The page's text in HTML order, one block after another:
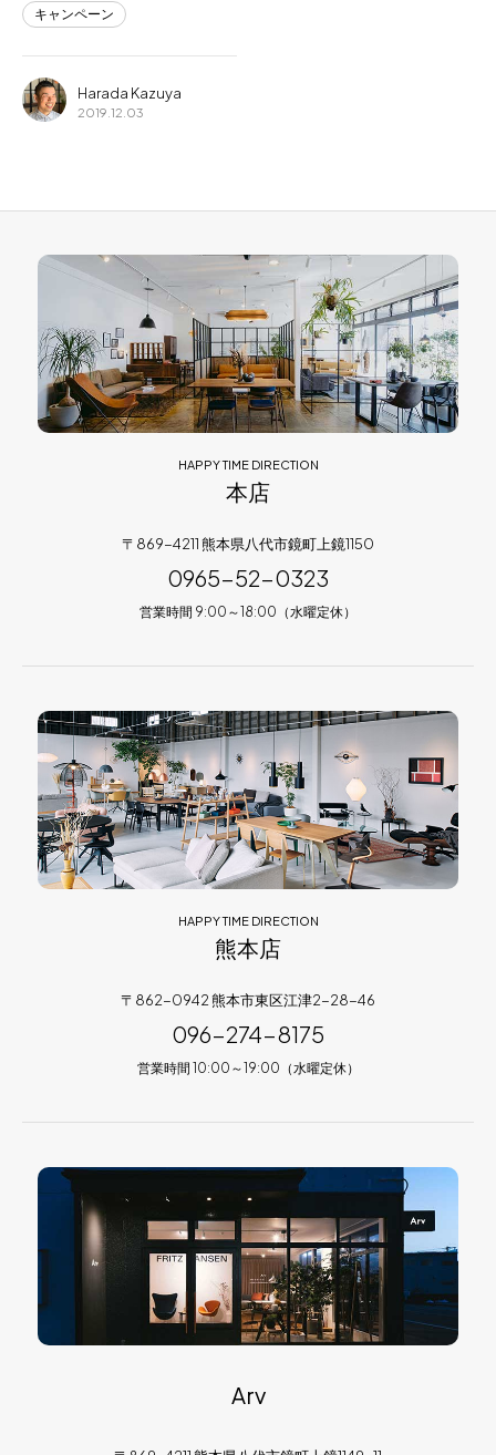
キャンペーン
Harada Kazuya
2019.12.03
HAPPY TIME DIRECTION
本店
〒869-4211 熊本県八代市鏡町上鏡1150
0965-52-0323
営業時間 9:00～18:00（水曜定休）
HAPPY TIME DIRECTION
熊本店
〒862-0942 熊本市東区江津2-28-46
096-274-8175
営業時間 10:00～19:00（水曜定休）
Arv